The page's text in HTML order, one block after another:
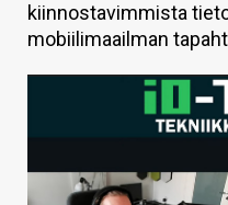
HINTA.FI
kiinnostavimmista
mobiilimaailman